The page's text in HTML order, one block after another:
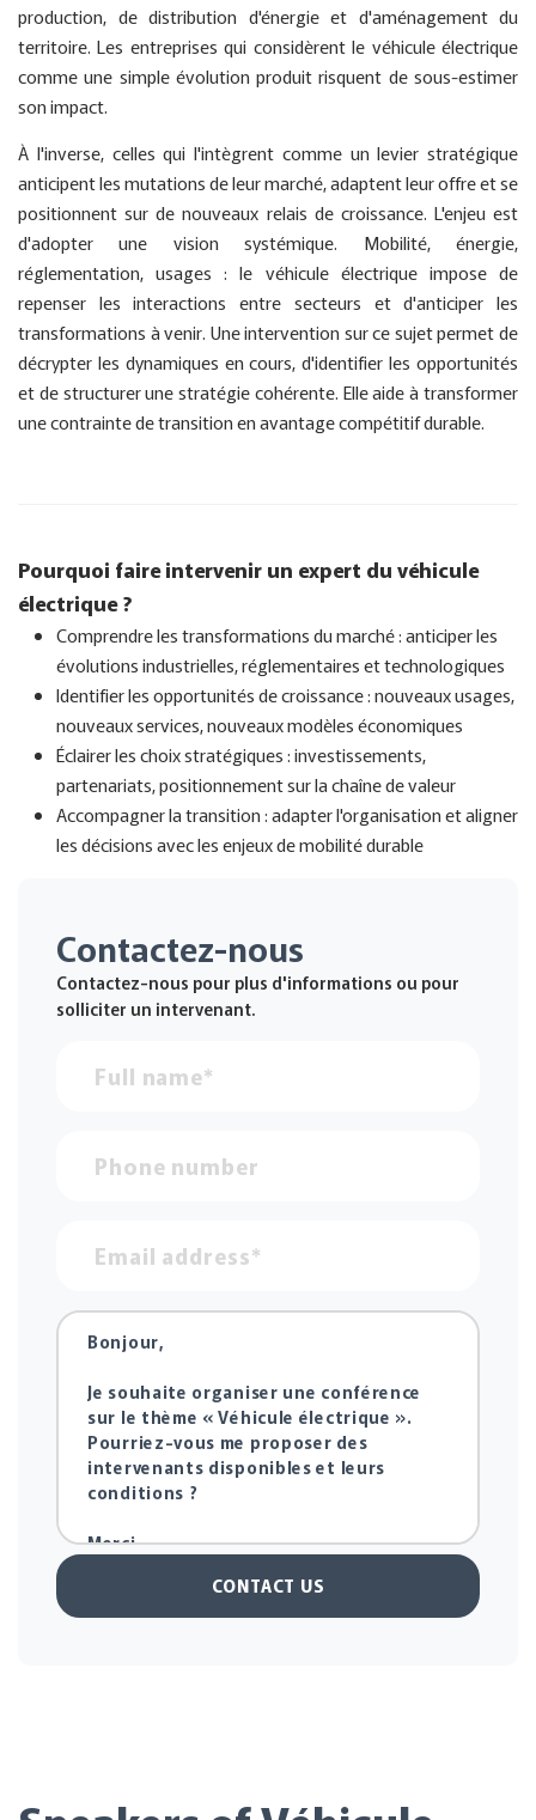
production, de distribution d'énergie et d'aménagement du
territoire. Les entreprises qui considèrent le véhicule électrique
comme une simple évolution produit risquent de sous-estimer
son impact.
À l'inverse, celles qui l'intègrent comme un levier stratégique
anticipent les mutations de leur marché, adaptent leur offre et se
positionnent sur de nouveaux relais de croissance. L'enjeu est
d'adopter une vision systémique. Mobilité, énergie,
réglementation, usages : le véhicule électrique impose de
repenser les interactions entre secteurs et d'anticiper les
transformations à venir. Une intervention sur ce sujet permet de
décrypter les dynamiques en cours, d'identifier les opportunités
et de structurer une stratégie cohérente. Elle aide à transformer
une contrainte de transition en avantage compétitif durable.
Pourquoi faire intervenir un expert du véhicule
électrique ?
Comprendre les transformations du marché : anticiper les
évolutions industrielles, réglementaires et technologiques
Identifier les opportunités de croissance : nouveaux usages,
nouveaux services, nouveaux modèles économiques
Éclairer les choix stratégiques : investissements,
partenariats, positionnement sur la chaîne de valeur
Accompagner la transition : adapter l'organisation et aligner
les décisions avec les enjeux de mobilité durable
Contactez-nous
Contactez-nous pour plus d'informations ou pour
solliciter un intervenant.
CONTACT US